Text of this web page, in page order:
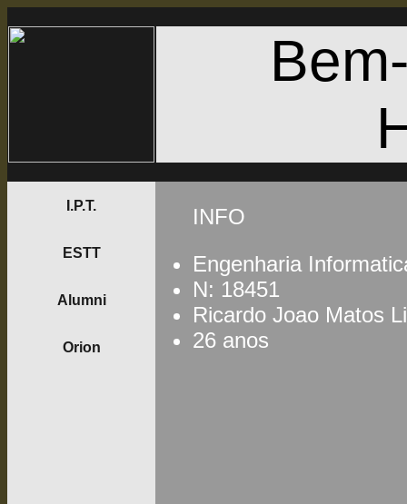
I.P.T.
ESTT
Alumni
Orion
INFO
Engenharia
N: 18451
Ricardo Joao Matos
26 anos